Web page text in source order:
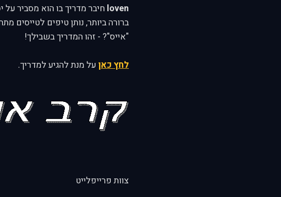
loven חיבר מדריך בו הוא מסביר על
ברורה ביותר, נותן טיפים לטייסים
"אייס"? - זהו המדריך בשבילך!
לחץ כאן על מנת להגיע למדריך.
צוות פרייפלייט